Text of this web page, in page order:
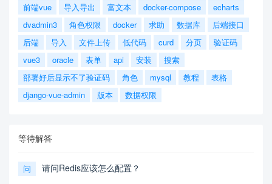
前端vue
导入导出 富文本 docker-compose
echarts
dvadmin3
角色权限 docker 求助 数据库
后端接口
后端
导入 文件上传 低代码 curd 分页
验证码
vue3
oracle 表单 api 安装
搜索
部署好后显示不了验证码
角色 mysql 教程
表格
django-vue-admin
版本 数据权限
等待解答
问 请问Redis应该怎么配置？